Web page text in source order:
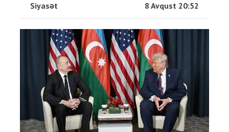
Siyasət 8 Avqust 20:52